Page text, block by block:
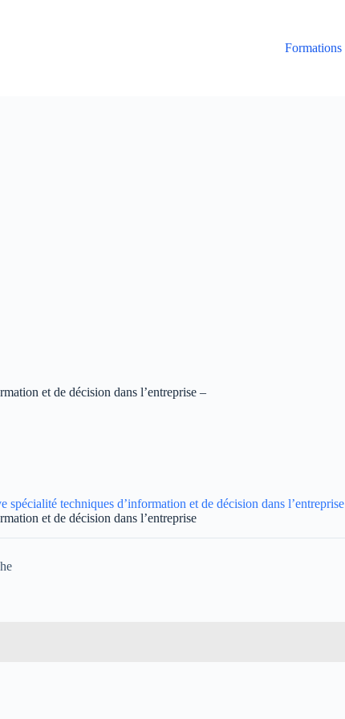
Formations
et de décision dans l’entreprise –
spécialité techniques d’information et de décision dans l’entreprise
et de décision dans l’entreprise